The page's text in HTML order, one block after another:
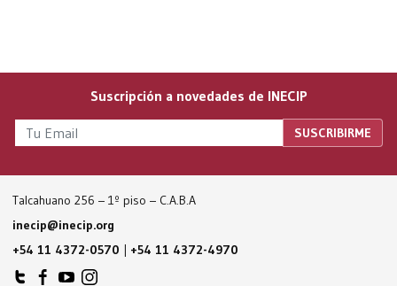
Suscripción a novedades de INECIP
Talcahuano 256 – 1º piso – C.A.B.A
inecip@inecip.org
+54 11 4372-0570
+54 11 4372-4970